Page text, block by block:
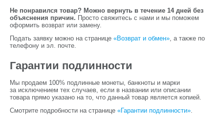
Не понравился товар? Можно вернуть в течение 14 дней без
объяснения причин. Просто свяжитесь с нами и мы поможем
оформить возврат или замену.
Подать заявку можно на странице «Возврат и обмен», а также по
телефону и эл. почте.
Гарантии подлинности
Мы продаем 100% подлинные монеты, банкноты и марки
за исключением тех случаев, если в названии или описании
товара прямо указано на то, что данный товар является копией.
Смотрите подробности на странице «Гарантии подлинности».